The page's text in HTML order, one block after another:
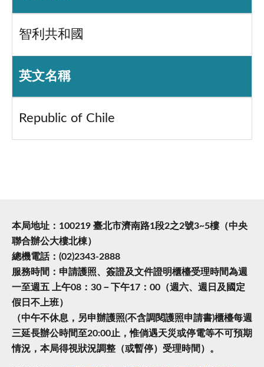
智利共和國
英文名稱
Republic of Chile
本局地址：100219 臺北市濟南路1段2之2號3~5樓（中央
聯合辦公大樓北棟）
總機電話：(02)2343-2888
服務時間：申請護照、簽證及文件證明櫃檯受理時間為週
一至週五 上午08：30－下午17：00（週六、週日及國定
假日不上班）
（中午不休息，另申辦護照(不含調閱護照申請書)櫃檯每週
三延長辦公時間至20:00止，惟倘遇天災或停電等不可預期
情況，本局得視狀況調整（或暫停）受理時間）。